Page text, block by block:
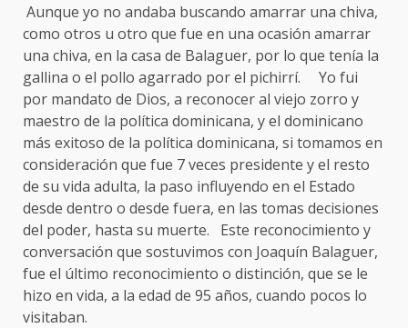
Aunque yo no andaba buscando amarrar una chiva,
como otros u otro que fue en una ocasión amarrar
una chiva, en la casa de Balaguer, por lo que tenía la
gallina o el pollo agarrado por el pichirrí. Yo fui
por mandato de Dios, a reconocer al viejo zorro y
maestro de la política dominicana, y el dominicano
más exitoso de la política dominicana, si tomamos en
consideración que fue 7 veces presidente y el resto
de su vida adulta, la paso influyendo en el Estado
desde dentro o desde fuera, en las tomas decisiones
del poder, hasta su muerte. Este reconocimiento y
conversación que sostuvimos con Joaquín Balaguer,
fue el último reconocimiento o distinción, que se le
hizo en vida, a la edad de 95 años, cuando pocos lo
visitaban.